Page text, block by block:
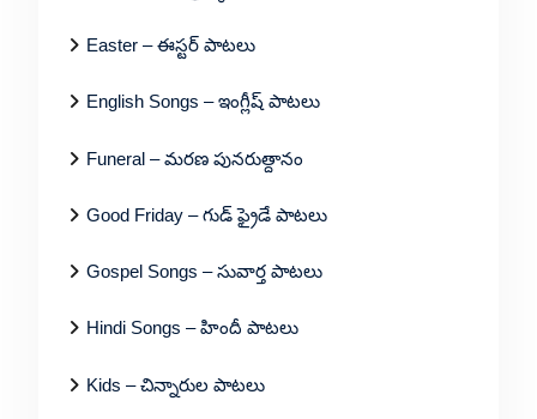
Easter – ఈస్టర్ పాటలు
English Songs – ఇంగ్లీష్ పాటలు
Funeral – మరణ పునరుత్దానం
Good Friday – గుడ్ ఫ్రైడే పాటలు
Gospel Songs – సువార్త పాటలు
Hindi Songs – హిందీ పాటలు
Kids – చిన్నారుల పాటలు